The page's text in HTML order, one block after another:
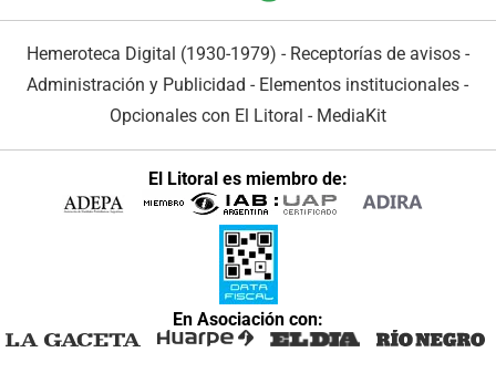
Hemeroteca Digital (1930-1979) - Receptorías de avisos -
Administración y Publicidad - Elementos institucionales -
Opcionales con El Litoral - MediaKit
El Litoral es miembro de:
En Asociación con: